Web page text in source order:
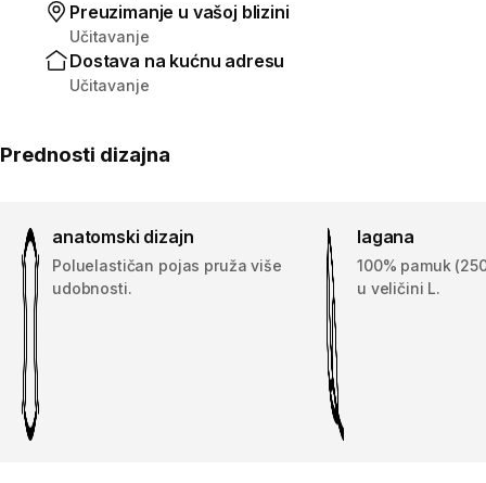
Preuzimanje u vašoj blizini
Učitavanje
Dostava na kućnu adresu
Učitavanje
Prednosti dizajna
anatomski dizajn
Poluelastičan pojas pruža više
udobnosti.
lagana
100% pamuk
u veličini L.